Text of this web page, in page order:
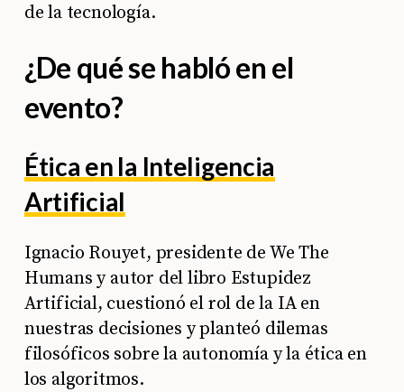
de la tecnología.
¿De qué se habló en el
evento?
Ética en la Inteligencia
Artificial
Ignacio Rouyet, presidente de We The
Humans y autor del libro Estupidez
Artificial, cuestionó el rol de la IA en
nuestras decisiones y planteó dilemas
filosóficos sobre la autonomía y la ética en
los algoritmos.